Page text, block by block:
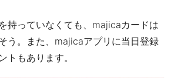
持っていなくても、 majicaカードは
う。
また、 majicaアプリに当日登録
トもあります。